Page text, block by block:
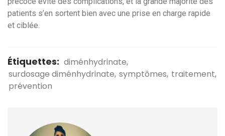
patients s’en sortent bien avec une prise en charge rapide
et ciblée.
Étiquettes: diménhydrinate
surdosage diménhydrinate symptômes traitement
prévention